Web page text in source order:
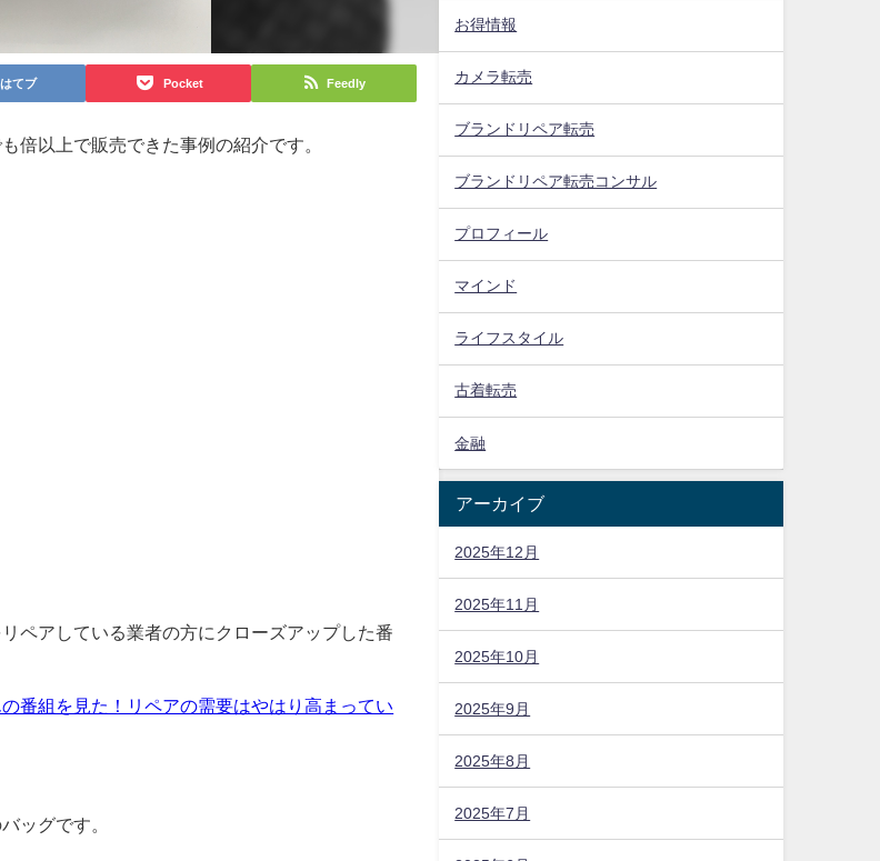
はてブ Pocket Feedly
倍以上で販売できた事例の紹介です。
ペアしている業者の方にクローズアップした番
番組を見た！リペアの需要はやはり高まってい
ッグです。
お得情報
カメラ転売
ブランドリペア転売
ブランドリペア転売コンサル
プロフィール
マインド
ライフスタイル
古着転売
金融
アーカイブ
2025年12月
2025年11月
2025年10月
2025年9月
2025年8月
2025年7月